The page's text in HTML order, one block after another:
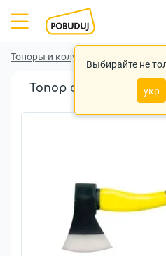
Выбирайте не
укр
Топоры и колуны
Топор строительный
1кг